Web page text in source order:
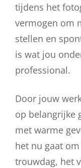
tijdens het
vermogen om
stellen en
is wat jou
professional.
Door jouw
op belangrijke
met warme
het nu gaat
trouwdag, het